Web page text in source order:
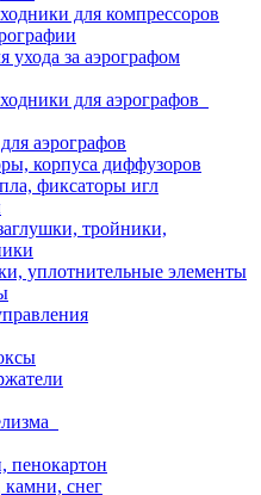
для компрессоров
ухода за аэрографом
для аэрографов
аэрографов
корпуса диффузоров
фиксаторы игл
тройники,
уплотнительные элементы
пенокартон
камни, снег